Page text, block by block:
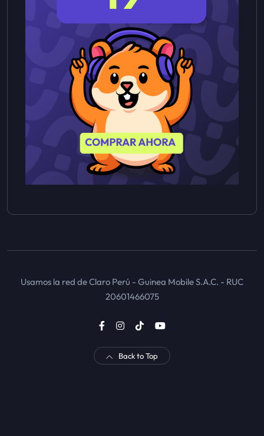
Usamos la red de Claro Perú - Guinea Mobile S.A.C. - RUC
20601466075
Back to Top